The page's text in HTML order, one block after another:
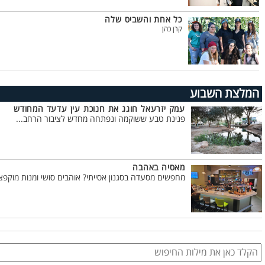
כל אחת והשביס שלה
קרן כהן
המלצת השבוע
עמק יזרעאל חוגג את חנוכת עין עדעד המחודש
פנינת טבע ששוקמה ונפתחה מחדש לציבור הרחב...
מאסיה באהבה
מחפשים מסעדה בסגנון אסייתי? אוהבים סושי ומנות